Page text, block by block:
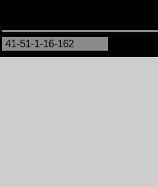
41-51-1-16-162